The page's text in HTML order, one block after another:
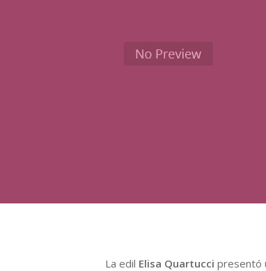
La edil Elisa Quartucci presentó